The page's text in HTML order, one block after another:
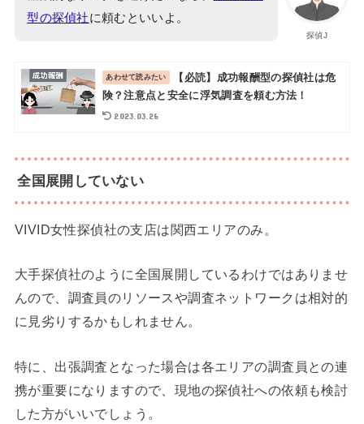
探偵J
型の探偵社に頼むといいよ。
【必読】成功報酬型の探偵社は危
険？注意点と安全に浮気調査を頼む方法！
2023.03.26
全国展開していない
VIVID女性探偵社の支店は関西エリアのみ。
大手探偵社のように全国展開しているわけではありませ
んので、調査員のリソースや調査ネットワークは相対的
に見劣りするかもしれません。
特に、出張調査となった場合は各エリアの調査員との連
携が重要になりますので、現地の探偵社への依頼も検討
した方がいいでしょう。